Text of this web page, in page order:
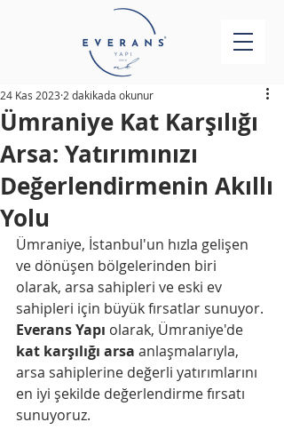
Ümraniye Kat Karşılığı
Arsa: Yatırımınızı
Değerlendirmenin Akıllı
Yolu
24 Kas 2023 2 dakikada okunur
Ümraniye, İstanbul'un hızla gelişen
ve dönüşen bölgelerinden biri
olarak, arsa sahipleri ve eski ev
sahipleri için büyük fırsatlar sunuyor.
Everans Yapı olarak, Ümraniye'de
kat karşılığı arsa anlaşmalarıyla,
arsa sahiplerine değerli yatırımlarını
en iyi şekilde değerlendirme fırsatı
sunuyoruz.